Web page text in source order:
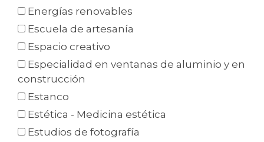
Energías renovables
Escuela de artesanía
Espacio creativo
Especialidad en ventanas de aluminio y en
construcción
Estanco
Estética - Medicina estética
Estudios de fotografía